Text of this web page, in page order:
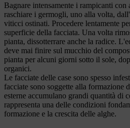
Bagnare intensamente i rampicanti con
raschiare i germogli, uno alla volta,
viticci ostinati. Procedere lentamente
superficie della facciata. Una volta
pianta, dissotterrare anche la radice.
deve mai finire sul mucchio del
pianta per alcuni giorni sotto il sole,
organici.
Le facciate delle case sono spesso
facciate sono soggette alla formazione
esterne accumulano grandi quantità di
rappresenta una delle condizioni
formazione e la crescita delle alghe.